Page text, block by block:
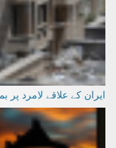
ایران کے علاقے لامرد